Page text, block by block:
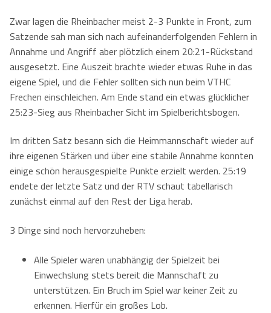
Zwar lagen die Rheinbacher meist 2-3 Punkte in Front, zum
Satzende sah man sich nach aufeinanderfolgenden Fehlern in
Annahme und Angriff aber plötzlich einem 20:21-Rückstand
ausgesetzt. Eine Auszeit brachte wieder etwas Ruhe in das
eigene Spiel, und die Fehler sollten sich nun beim VTHC
Frechen einschleichen. Am Ende stand ein etwas glücklicher
25:23-Sieg aus Rheinbacher Sicht im Spielberichtsbogen.
Im dritten Satz besann sich die Heimmannschaft wieder auf
ihre eigenen Stärken und über eine stabile Annahme konnten
einige schön herausgespielte Punkte erzielt werden. 25:19
endete der letzte Satz und der RTV schaut tabellarisch
zunächst einmal auf den Rest der Liga herab.
3 Dinge sind noch hervorzuheben:
Alle Spieler waren unabhängig der Spielzeit bei
Einwechslung stets bereit die Mannschaft zu
unterstützen. Ein Bruch im Spiel war keiner Zeit zu
erkennen. Hierfür ein großes Lob.